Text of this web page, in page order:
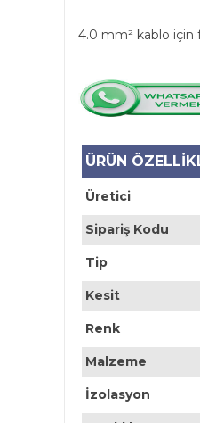
4.0 mm² kablo için
ÜRÜN
Üretici
Sipariş Kodu
Tip
Kesit
Renk
Malzeme
İzolasyon